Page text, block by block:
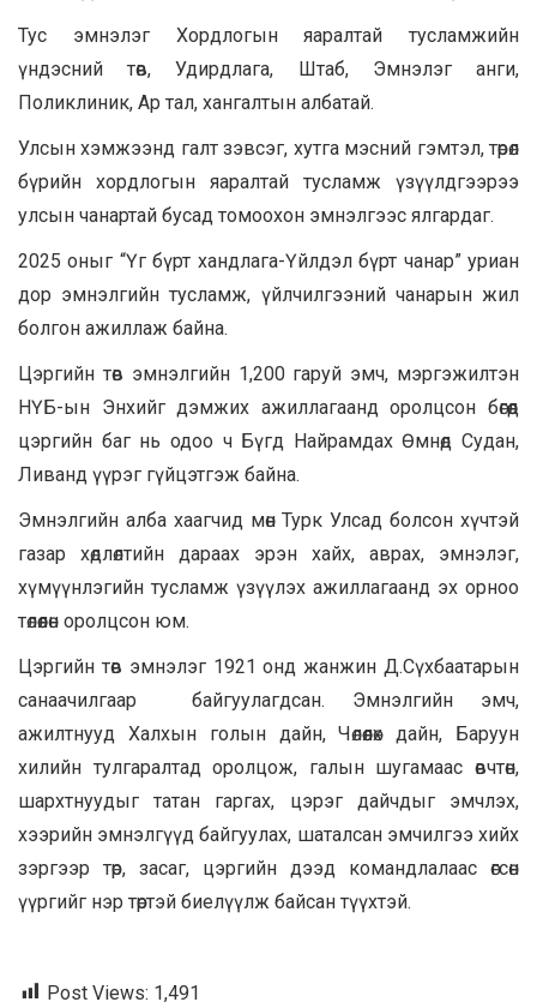
Тус эмнэлэг Хордлогын яаралтай тусламжийн
үндэсний төв, Удирдлага, Штаб, Эмнэлэг анги,
Поликлиник, Ар тал, хангалтын албатай.
Улсын хэмжээнд галт зэвсэг, хутга мэсний гэмтэл, төрөл
бүрийн хордлогын яаралтай тусламж үзүүлдгээрээ
улсын чанартай бусад томоохон эмнэлгээс ялгардаг.
2025 оныг “Үг бүрт хандлага-Үйлдэл бүрт чанар” уриан
дор эмнэлгийн тусламж, үйлчилгээний чанарын жил
болгон ажиллаж байна.
Цэргийн төв эмнэлгийн 1,200 гаруй эмч, мэргэжилтэн
НҮБ-ын Энхийг дэмжих ажиллагаанд оролцсон бөгөөд
цэргийн баг нь одоо ч Бүгд Найрамдах Өмнөд Судан,
Ливанд үүрэг гүйцэтгэж байна.
Эмнэлгийн алба хаагчид мөн Турк Улсад болсон хүчтэй
газар хөдлөлтийн дараах эрэн хайх, аврах, эмнэлэг,
хүмүүнлэгийн тусламж үзүүлэх ажиллагаанд эх орноо
төлөөлөн оролцсон юм.
Цэргийн төв эмнэлэг 1921 онд жанжин Д.Сүхбаатарын
санаачилгаар байгуулагдсан. Эмнэлгийн эмч,
ажилтнууд Халхын голын дайн, Чөлөөлөх дайн, Баруун
хилийн тулгаралтад оролцож, галын шугамаас өвчтөн,
шархтнуудыг татан гаргах, цэрэг дайчдыг эмчлэх,
хээрийн эмнэлгүүд байгуулах, шаталсан эмчилгээ хийх
зэргээр төр, засаг, цэргийн дээд командлалаас өгсөн
үүргийг нэр төртэй биелүүлж байсан түүхтэй.
Post Views: 1,491